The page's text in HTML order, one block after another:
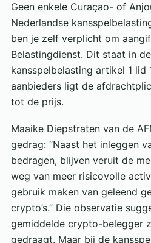
Geen enkele Curaçao- of
Nederlandse
ben je zelf verplicht om
Belastingdienst. Dit staat in
kansspelbelasting artikel 1 lid
aanbieders ligt de
tot de prijs.
Maaike Diepstraten van de
gedrag: “Naast het inleggen
bedragen, blijven veruit de
weg van meer risicovolle
gebruik maken van geleend
crypto’s.” Die observatie
gemiddelde crypto-belegger
gedraagt. Maar bij de